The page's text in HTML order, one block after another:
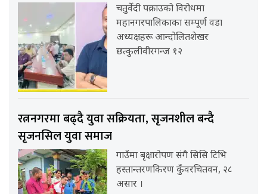
चतुर्वेदी पक्राउको विरोधमा
महानगरपालिकाका सम्पूर्ण वडा
अध्यक्षहरू आन्दोलितशेखर
छत्कुलीवीरगन्ज १२
रत्ननगरमा बढ्दै युवा सक्रियता, सृजनशील बन्दै
सृजनसिल युवा समाज
गाउँमा बृक्षारोपण संगै सिसि टिभि
हस्तान्तरणकिरण कुँवरचितवन, २८
असार ।